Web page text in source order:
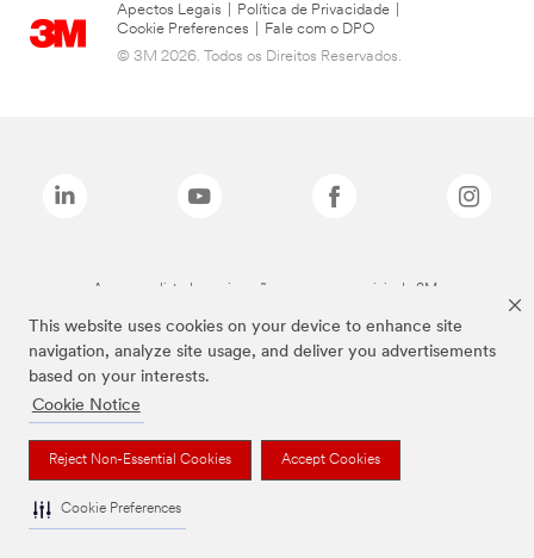
This website uses cookies on your device to enhance site
navigation, analyze site usage, and deliver you advertisements
based on your interests.
Cookie Notice
Reject Non-Essential Cookies Accept Cookies
Cookie Preferences
Apectos Legais Política de Privacidade
Cookie Preferences
Fale com o DPO
© 3M 2026. Todos os Direitos Reservados.
As marcas listadas a cima são marcas comerciais da 3M.